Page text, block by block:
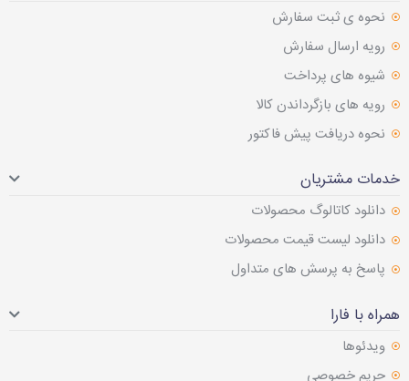
نحوه ی ثبت سفارش
رویه ارسال سفارش
شیوه های پرداخت
رویه های بازگرداندن کالا
نحوه دریافت پیش فاکتور
خدمات مشتریان
دانلود کاتالوگ محصولات
دانلود لیست قیمت محصولات
پاسخ به پرسش های متداول
همراه با فارا
ویدئوها
حریم خصوصی